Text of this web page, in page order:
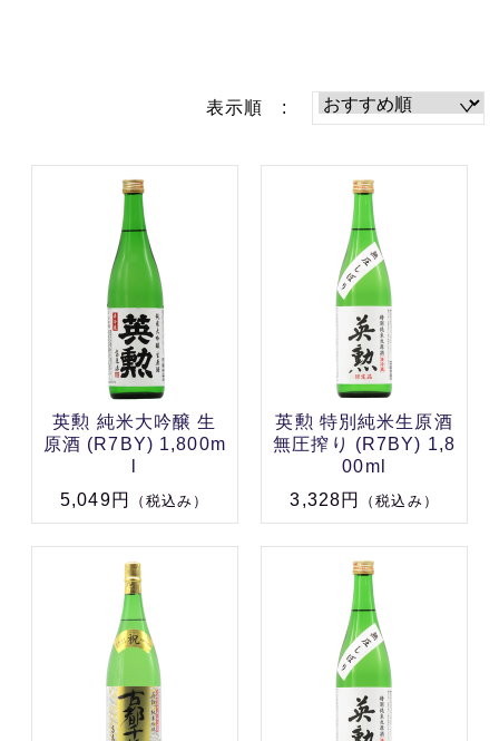
表示順 :
英勲 純米大吟醸 生
原酒 (R7BY) 1,800m
5,049円
（税込み）
英勲 特別純米生原酒
無圧搾り (R7BY) 1,8
00ml
3,328円
（税込み）